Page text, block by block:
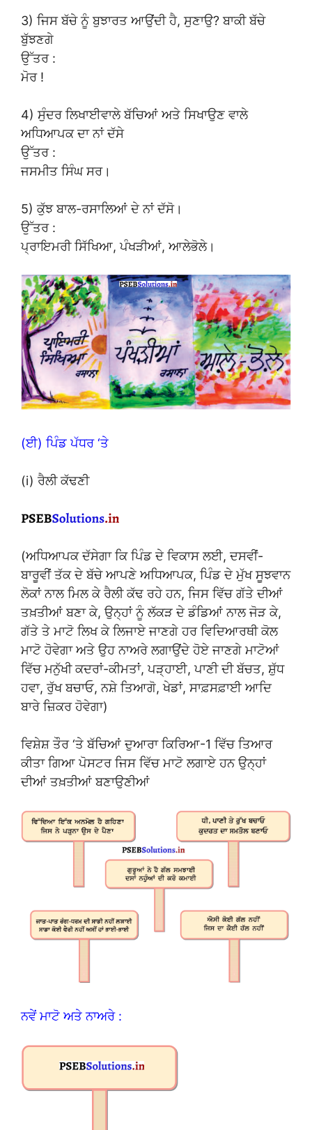
3) ਜਿਸ ਬੱਚੇ ਨੂੰ ਬੁਝਾਰਤ ਆਉਂਦੀ ਹੈ, ਸੁਣਾਉ? ਬਾਕੀ ਬੱਚੇ
ਬੁੱਝਣਗੇ
ਉੱਤਰ :
ਮੋਰ !
4) ਸੁੰਦਰ ਲਿਖਾਈਵਾਲੇ ਬੱਚਿਆਂ ਅਤੇ ਸਿਖਾਉਣ ਵਾਲੇ
ਅਧਿਆਪਕ ਦਾ ਨਾਂ ਦੱਸੇ
ਉੱਤਰ :
ਜਸਮੀਤ ਸਿੰਘ ਸਰ।
5) ਕੁੱਝ ਬਾਲ-ਰਸਾਲਿਆਂ ਦੇ ਨਾਂ ਦੱਸੋ।
ਉੱਤਰ :
ਪ੍ਰਾਇਮਰੀ ਸਿੱਖਿਆ, ਪੰਖੜੀਆਂ, ਆਲੇਭੋਲੇ।
(ਈ) ਪਿੰਡ ਪੱਧਰ ‘ਤੇ
(i) ਰੈਲੀ ਕੱਢਣੀ
(ਅਧਿਆਪਕ ਦੱਸੇਗਾ ਕਿ ਪਿੰਡ ਦੇ ਵਿਕਾਸ ਲਈ, ਦਸਵੀਂ-
ਬਾਰੂਵੀਂ ਤੱਕ ਦੇ ਬੱਚੇ ਆਪਣੇ ਅਧਿਆਪਕ, ਪਿੰਡ ਦੇ ਮੁੱਖ ਸੂਝਵਾਨ
ਲੋਕਾਂ ਨਾਲ ਮਿਲ ਕੇ ਰੈਲੀ ਕੱਢ ਰਹੇ ਹਨ, ਜਿਸ ਵਿੱਚ ਗੱਤੇ ਦੀਆਂ
ਤਖ਼ਤੀਆਂ ਬਣਾ ਕੇ, ਉਨ੍ਹਾਂ ਨੂੰ ਲੱਕੜ ਦੇ ਡੰਡਿਆਂ ਨਾਲ ਜੋੜ ਕੇ,
ਗੱਤੇ ਤੇ ਮਾਟੋ ਲਿਖ ਕੇ ਲਿਜਾਏ ਜਾਣਗੇ ਹਰ ਵਿਦਿਆਰਥੀ ਕੋਲ
ਮਾਟੋ ਹੋਵੇਗਾ ਅਤੇ ਉਹ ਨਾਅਰੇ ਲਗਾਉਂਦੇ ਹੋਏ ਜਾਣਗੇ ਮਾਟੋਆਂ
ਵਿੱਚ ਮਨੁੱਖੀ ਕਦਰਾਂ-ਕੀਮਤਾਂ, ਪੜ੍ਹਾਈ, ਪਾਣੀ ਦੀ ਬੱਚਤ, ਸ਼ੁੱਧ
ਹਵਾ, ਰੁੱਖ ਬਚਾਓ, ਨਸ਼ੇ ਤਿਆਗੋ, ਖੇਡਾਂ, ਸਾਫ਼ਸਫ਼ਾਈ ਆਦਿ
ਬਾਰੇ ਜ਼ਿਕਰ ਹੋਵੇਗਾ)
ਵਿਸ਼ੇਸ਼ ਤੌਰ ‘ਤੇ ਬੱਚਿਆਂ ਦੁਆਰਾ ਕਿਰਿਆ-1 ਵਿੱਚ ਤਿਆਰ
ਕੀਤਾ ਗਿਆ ਪੋਸਟਰ ਜਿਸ ਵਿੱਚ ਮਾਟੋ ਲਗਾਏ ਹਨ ਉਨ੍ਹਾਂ
ਦੀਆਂ ਤਖ਼ਤੀਆਂ ਬਣਾਉਣੀਆਂ
ਨਵੇਂ ਮਾਟੋ ਅਤੇ ਨਾਅਰੇ :